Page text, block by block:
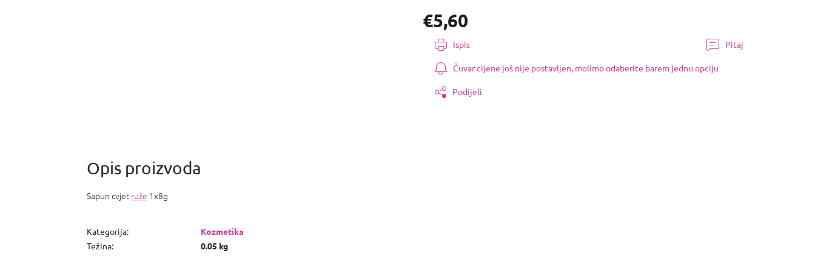
€5,60
Izmjeri
cijenu:
Ispis Pitaj
Čuvar cijene još nije postavljen, molimo odaberite barem jednu opciju
Podijeli
Sapun cvjet ruže 1x8g
Kategorija:
Kozmetika
Težina: 0.05 kg